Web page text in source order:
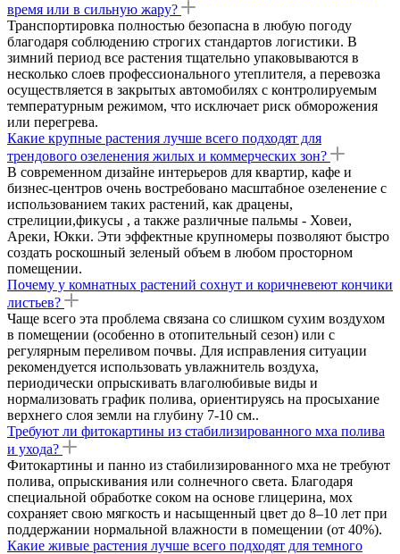
время или в сильную жару?
Транспортировка полностью безопасна в любую погоду
благодаря соблюдению строгих стандартов логистики. В
зимний период все растения тщательно упаковываются в
несколько слоев профессионального утеплителя, а перевозка
осуществляется в закрытых автомобилях с контролируемым
температурным режимом, что исключает риск обморожения
или перегрева.
Какие крупные растения лучше всего подходят для
трендового озеленения жилых и коммерческих зон?
В современном дизайне интерьеров для квартир, кафе и
бизнес-центров очень востребовано масштабное озеленение с
использованием таких растений, как драцены,
стрелиции,фикусы , а также различные пальмы - Ховеи,
Ареки, Юкки. Эти эффектные крупномеры позволяют быстро
создать роскошный зеленый объем в любом просторном
помещении.
Почему у комнатных растений сохнут и коричневеют кончики
листьев?
Чаще всего эта проблема связана со слишком сухим воздухом
в помещении (особенно в отопительный сезон) или с
регулярным переливом почвы. Для исправления ситуации
рекомендуется использовать увлажнитель воздуха,
периодически опрыскивать влаголюбивые виды и
нормализовать график полива, ориентируясь на просыхание
верхнего слоя земли на глубину 7-10 см..
Требуют ли фитокартины из стабилизированного мха полива
и ухода?
Фитокартины и панно из стабилизированного мха не требуют
полива, опрыскивания или солнечного света. Благодаря
специальной обработке соком на основе глицерина, мох
сохраняет свою мягкость и насыщенный цвет до 8–10 лет при
поддержании нормальной влажности в помещении (от 40%).
Какие живые растения лучше всего подходят для темного